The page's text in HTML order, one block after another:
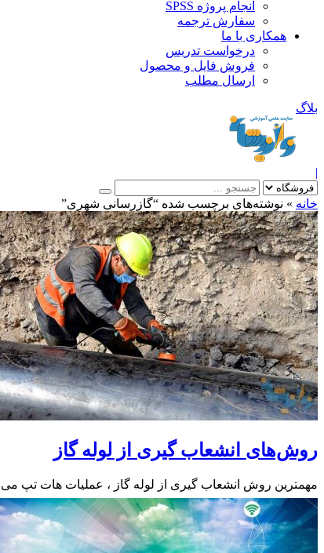
انجام پروژه SPSS
سفارش ترجمه
همکاری با ما
درخواست تدریس
فروش فایل و محصول
ارسال مطلب
بلاگ
|
خانه » نوشته‌های برچسب شده “گازرسانی شهری”
روش‌های انشعاب گیری از لوله گاز
مهمترین روش انشعاب گیری از لوله‌ گاز ، عملیات هات